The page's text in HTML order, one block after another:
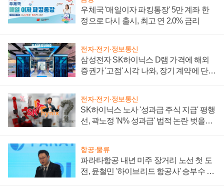
우체국 '매일이자 파킹통장' 5만 계좌 한
정으로 다시 출시, 최고 연 2.0% 금리
전자·전기·정보통신
삼성전자 SK하이닉스 D램 가격에 해외
증권가 '고점' 시각 나와, 장기 계약에 단점
전자·전기·정보통신
SK하이닉스 노사 '성과급 주식 지급' 평행
선, 곽노정 'N% 성과급' 법적 논란 벗을지
항공·물류
파라타항공 내년 미주 장거리 노선 첫 도
전, 윤철민 '하이브리드 항공사' 승부수 통